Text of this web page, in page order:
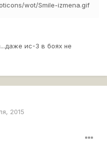
wot/Smile-izmena.gif
ис-3 в боях не
2015